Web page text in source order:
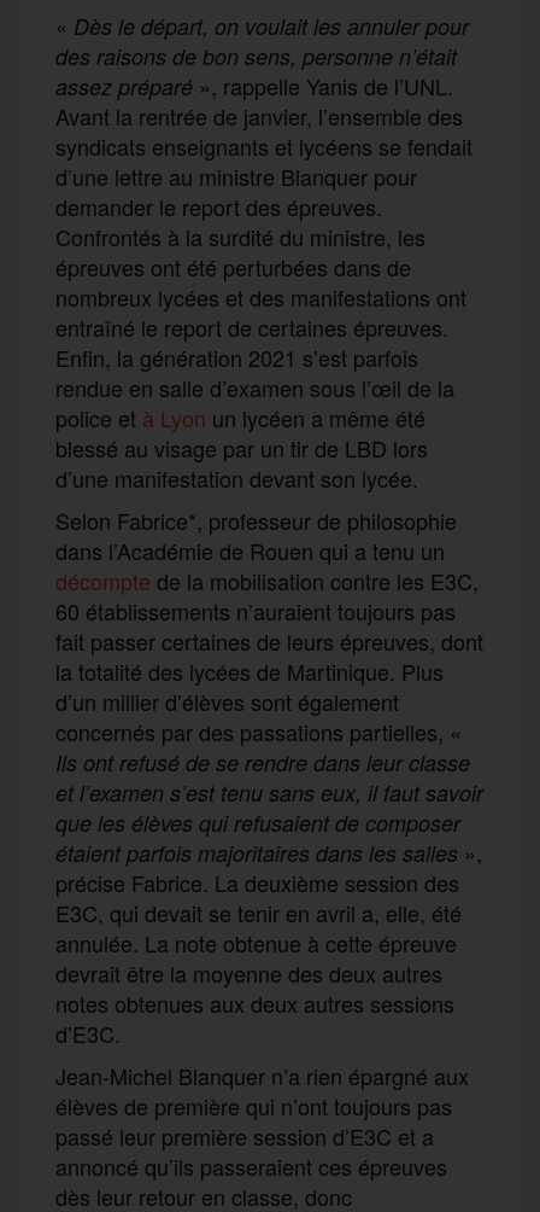
« Dès le départ, on voulait les annuler pour
des raisons de bon sens, personne n’était
assez préparé », rappelle Yanis de l’UNL.
Avant la rentrée de janvier, l’ensemble des
syndicats enseignants et lycéens se fendait
d’une lettre au ministre Blanquer pour
demander le report des épreuves.
Confrontés à la surdité du ministre, les
épreuves ont été perturbées dans de
nombreux lycées et des manifestations ont
entraîné le report de certaines épreuves.
Enfin, la génération 2021 s’est parfois
rendue en salle d’examen sous l’œil de la
police et à Lyon un lycéen a même été
blessé au visage par un tir de LBD lors
d’une manifestation devant son lycée.
Selon Fabrice*, professeur de philosophie
dans l’Académie de Rouen qui a tenu un
décompte de la mobilisation contre les E3C,
60 établissements n’auraient toujours pas
fait passer certaines de leurs épreuves, dont
la totalité des lycées de Martinique. Plus
d’un millier d’élèves sont également
concernés par des passations partielles, «
Ils ont refusé de se rendre dans leur classe
et l’examen s’est tenu sans eux, il faut savoir
que les élèves qui refusaient de composer
étaient parfois majoritaires dans les salles »,
précise Fabrice. La deuxième session des
E3C, qui devait se tenir en avril a, elle, été
annulée. La note obtenue à cette épreuve
devrait être la moyenne des deux autres
notes obtenues aux deux autres sessions
d’E3C.
Jean-Michel Blanquer n’a rien épargné aux
élèves de première qui n’ont toujours pas
passé leur première session d’E3C et a
annoncé qu’ils passeraient ces épreuves
dès leur retour en classe, donc